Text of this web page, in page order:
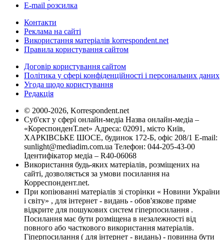
E-mail розсилка
Контакти
Реклама на сайті
Використання матеріалів korrespondent.net
Правила користування сайтом
Договір користування сайтом
Політика у сфері конфіденційності і персональних даних
Угода щодо користування
Редакція
© 2000-2026, Korrespondent.net
Суб'єкт у сфері онлайн-медіа Назва онлайн-медіа –
«КореспонденТ.net» Адреса: 02091, місто Київ,
ХАРКІВСЬКЕ ШОСЕ, будинок 172-Б, офіс 208/1 E-mail:
sunlight@mediadim.com.ua Телефон: 044-205-43-00
Ідентифікатор медіа – R40-06068
Використання будь-яких матеріалів, розміщених на
сайті, дозволяється за умови посилання на
Корреспондент.net.
При копіюванні матеріалів зі сторінки « Новини України
і світу» , для інтернет - видань - обов'язкове пряме
відкрите для пошукових систем гіперпосилання .
Посилання має бути розміщена в незалежності від
повного або часткового використання матеріалів.
Гіперпосилання ( для інтернет - видань) - повинна бути